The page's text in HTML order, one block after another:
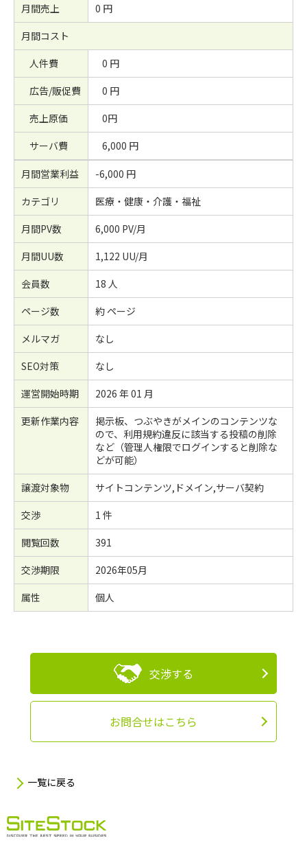
月間売上
0 円
月間コスト
人件費
0 円
広告/販促費
0 円
売上原価
0円
サーバ費
6,000 円
月間営業利益
-6,000 円
カテゴリ
医療・健康・介護・福祉
月間PV数
6,000 PV/月
月間UU数
1,122 UU/月
会員数
18 人
ページ数
約 ページ
メルマガ
なし
SEO対策
なし
運営開始時期
2026 年 01 月
更新作業内容
掲示板、つぶやきがメインのコンテンツな
ので、利用規約違反に該当する投稿の削除
など（管理人権限でログインすると削除な
どが可能）
譲渡対象物
サイトコンテンツ,ドメイン,サーバ契約
交渉
1 件
閲覧回数
391
交渉期限
2026年05月
属性
個人
交渉する
お問合せはこちら
一覧に戻る